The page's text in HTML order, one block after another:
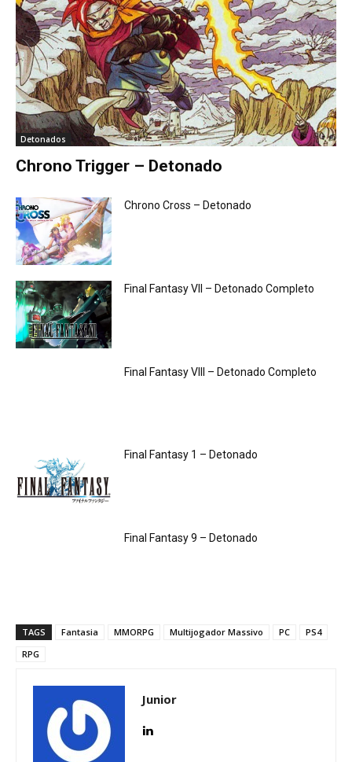
Detonados
Chrono Trigger – Detonado
Chrono Cross – Detonado
Final Fantasy VII – Detonado Completo
Final Fantasy VIII – Detonado Completo
Final Fantasy 1 – Detonado
Final Fantasy 9 – Detonado
TAGS Fantasia MMORPG Multijogador Massivo PC
PS4
RPG
Junior